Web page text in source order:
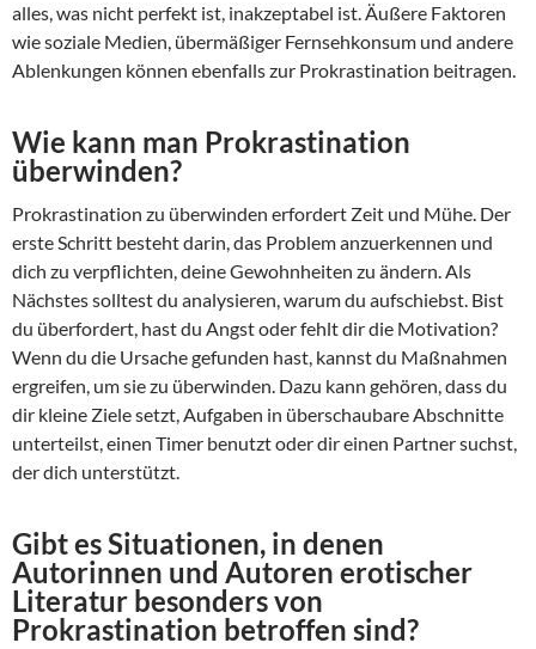
alles, was nicht perfekt ist, inakzeptabel ist. Äußere Faktoren
wie soziale Medien, übermäßiger Fernsehkonsum und andere
Ablenkungen können ebenfalls zur Prokrastination beitragen.
Wie kann man Prokrastination
überwinden?
Prokrastination zu überwinden erfordert Zeit und Mühe. Der
erste Schritt besteht darin, das Problem anzuerkennen und
dich zu verpflichten, deine Gewohnheiten zu ändern. Als
Nächstes solltest du analysieren, warum du aufschiebst. Bist
du überfordert, hast du Angst oder fehlt dir die Motivation?
Wenn du die Ursache gefunden hast, kannst du Maßnahmen
ergreifen, um sie zu überwinden. Dazu kann gehören, dass du
dir kleine Ziele setzt, Aufgaben in überschaubare Abschnitte
unterteilst, einen Timer benutzt oder dir einen Partner suchst,
der dich unterstützt.
Gibt es Situationen, in denen
Autorinnen und Autoren erotischer
Literatur besonders von
Prokrastination betroffen sind?